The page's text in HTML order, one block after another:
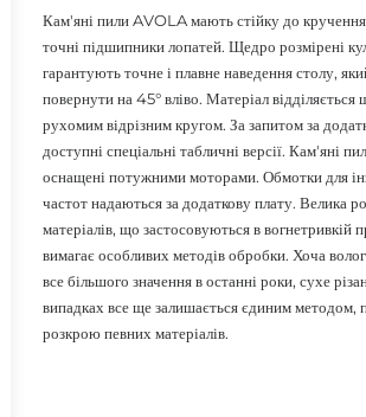
Кам'яні пили AVOLA мають стійку до
точні підшипники лопатей. Щедро розмірені
гарантують точне і плавне наведення столу,
повернути на 45° вліво. Матеріал відділяється
рухомим відрізним кругом. За запитом за
доступні спеціальні табличні версії. Кам'яні
оснащені потужними моторами. Обмотки для
частот надаються за додаткову плату. Велика
матеріалів, що застосовуються в вогнетривкій
вимагає особливих методів обробки. Хоча
все більшого значення в останні роки, сухе
випадках все ще залишається єдиним методом,
розкрою певних матеріалів.